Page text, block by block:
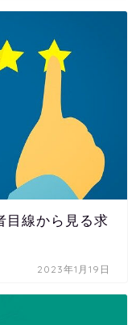
目線から見る求
2023年1月19日